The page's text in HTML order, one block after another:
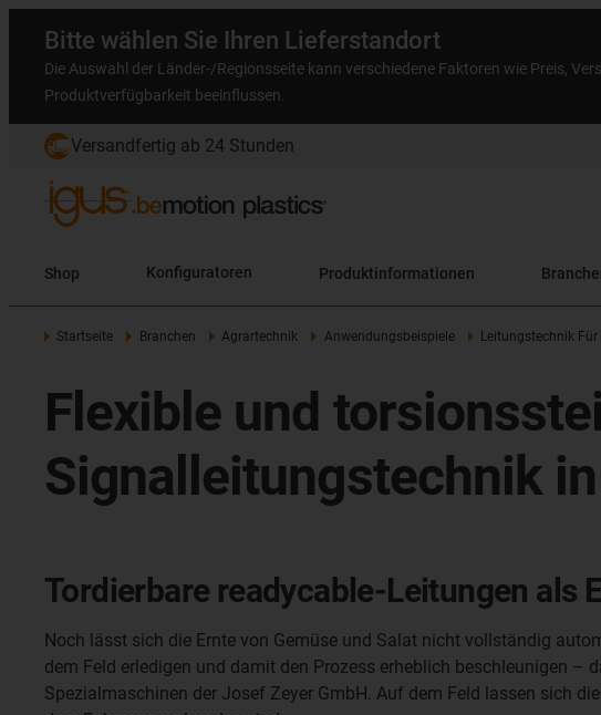
Bitte wählen Sie Ihren Lieferstandort
Die Auswahl der Länder-/Regionsseite kann verschiedene Faktoren wie Preis,
Produktverfügbarkeit beeinflussen.
Versandfertig ab 24 Stunden
Shop Konfiguratoren Produktinformationen
Startseite Branchen Agrartechnik Anwendungsbeispiele Leitungstechnik
Flexible und
Signalleitungstechnik
Tordierbare readycable-Leitungen als
Noch lässt sich die Ernte von Gemüse und Salat nicht vollständig
dem Feld erledigen und damit den Prozess erheblich beschleunigen –
Spezialmaschinen der Josef Zeyer GmbH. Auf dem Feld lassen sich